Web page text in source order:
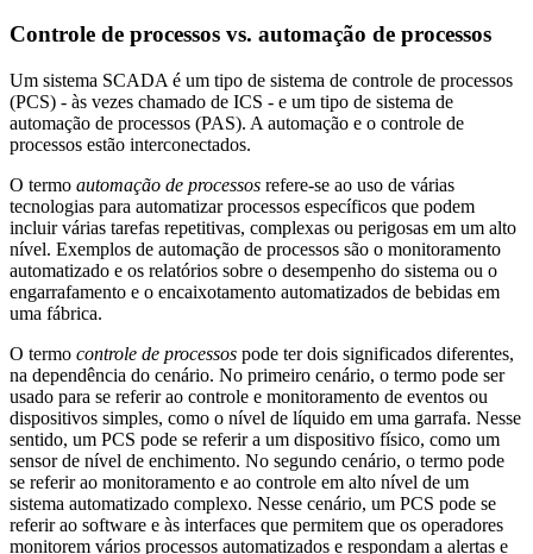
Controle de processos vs. automação de processos
Um sistema SCADA é um tipo de sistema de controle de processos
(PCS) - às vezes chamado de ICS - e um tipo de sistema de
automação de processos (PAS). A automação e o controle de
processos estão interconectados.
O termo automação de processos refere-se ao uso de várias
tecnologias para automatizar processos específicos que podem
incluir várias tarefas repetitivas, complexas ou perigosas em um alto
nível. Exemplos de automação de processos são o monitoramento
automatizado e os relatórios sobre o desempenho do sistema ou o
engarrafamento e o encaixotamento automatizados de bebidas em
uma fábrica.
O termo controle de processos pode ter dois significados diferentes,
na dependência do cenário. No primeiro cenário, o termo pode ser
usado para se referir ao controle e monitoramento de eventos ou
dispositivos simples, como o nível de líquido em uma garrafa. Nesse
sentido, um PCS pode se referir a um dispositivo físico, como um
sensor de nível de enchimento. No segundo cenário, o termo pode
se referir ao monitoramento e ao controle em alto nível de um
sistema automatizado complexo. Nesse cenário, um PCS pode se
referir ao software e às interfaces que permitem que os operadores
monitorem vários processos automatizados e respondam a alertas e